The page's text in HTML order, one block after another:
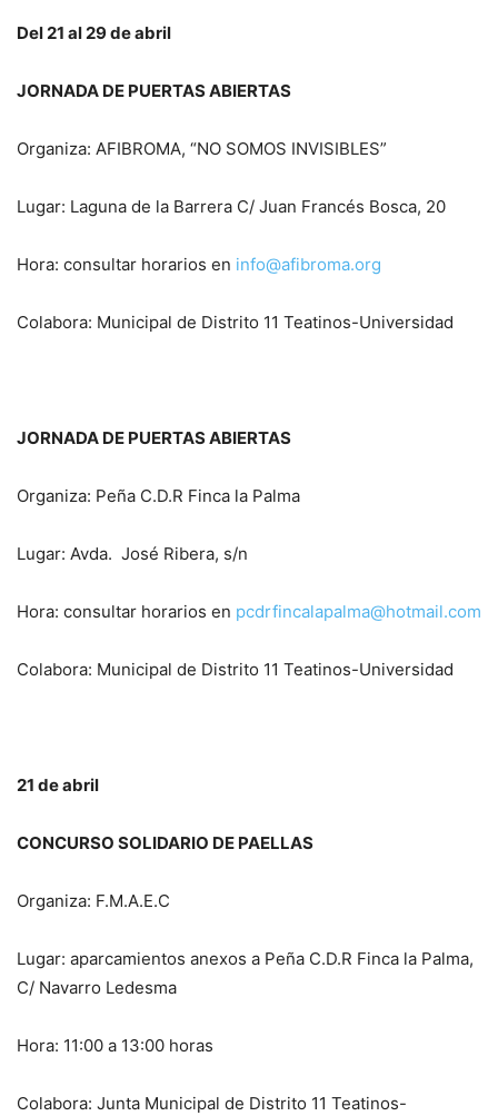
Del 21 al 29 de abril
JORNADA DE PUERTAS ABIERTAS
Organiza: AFIBROMA, “NO SOMOS INVISIBLES”
Lugar: Laguna de la Barrera C/ Juan Francés Bosca, 20
Hora: consultar horarios en info@afibroma.org
Colabora: Municipal de Distrito 11 Teatinos-Universidad
JORNADA DE PUERTAS ABIERTAS
Organiza: Peña C.D.R Finca la Palma
Lugar: Avda. José Ribera, s/n
Hora: consultar horarios en pcdrfincalapalma@hotmail.com
Colabora: Municipal de Distrito 11 Teatinos-Universidad
21 de abril
CONCURSO SOLIDARIO DE PAELLAS
Organiza: F.M.A.E.C
Lugar: aparcamientos anexos a Peña C.D.R Finca la Palma,
C/ Navarro Ledesma
Hora: 11:00 a 13:00 horas
Colabora: Junta Municipal de Distrito 11 Teatinos-